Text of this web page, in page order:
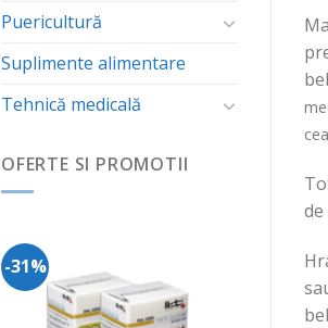
Puericultură
Suplimente alimentare
Tehnică medicală
OFERTE SI PROMOTII
-31%
Wishlist
-11%
de